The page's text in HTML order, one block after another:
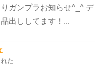
ガンプラお知らせ^_^ デ
出ししてます！...
た